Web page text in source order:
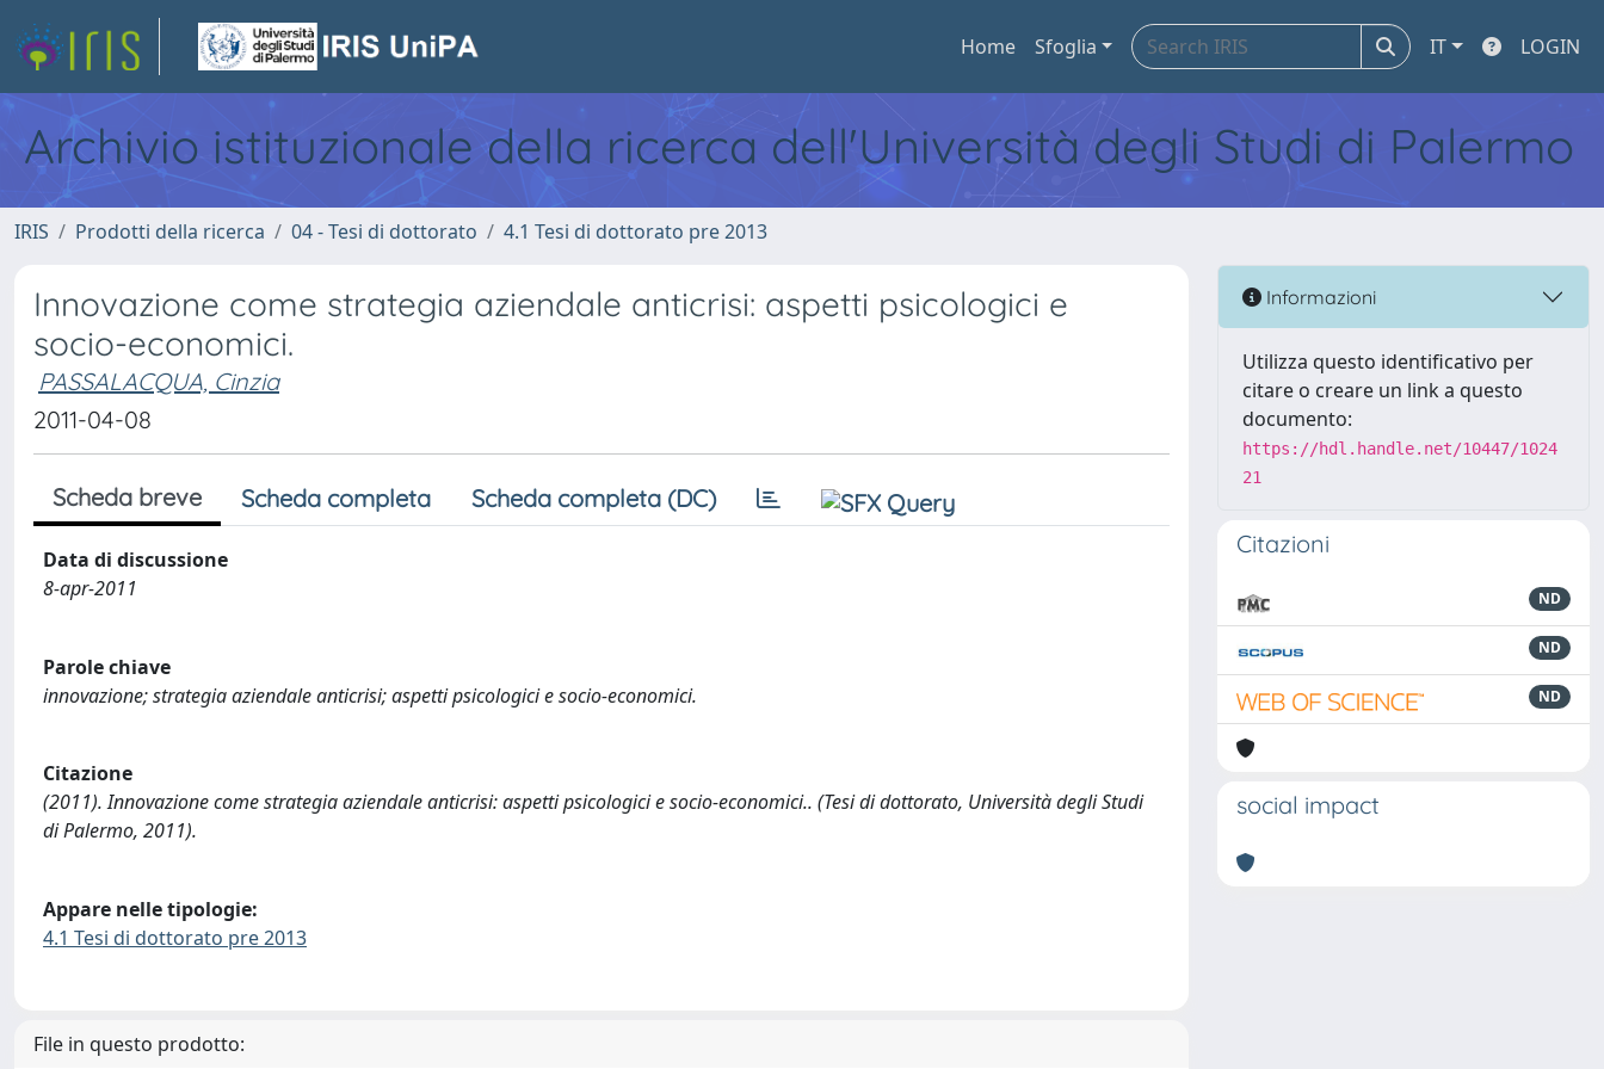
Home Sfoglia IT LOGIN
Archivio istituzionale della ricerca dell'Università degli Studi di Palermo
IRIS Prodotti della ricerca 04 - Tesi di dottorato 4.1 Tesi di dottorato pre 2013
Innovazione come strategia aziendale anticrisi: aspetti psicologici e
socio-economici.
PASSALACQUA, Cinzia
2011-04-08
Scheda breve Scheda completa Scheda completa (DC)
Data di discussione
8-apr-2011
Parole chiave
innovazione; strategia aziendale anticrisi; aspetti psicologici e socio-economici.
Citazione
(2011). Innovazione come strategia aziendale anticrisi: aspetti psicologici e socio-economici.. (Tesi di dottorato, Università degli Studi
di Palermo, 2011).
Appare nelle tipologie:
4.1 Tesi di dottorato pre 2013
File in questo prodotto:
Informazioni
Utilizza questo identificativo per
citare o creare un link a questo
documento:
https://hdl.handle.net/10447/1024
21
Citazioni
ND
ND
ND
social impact